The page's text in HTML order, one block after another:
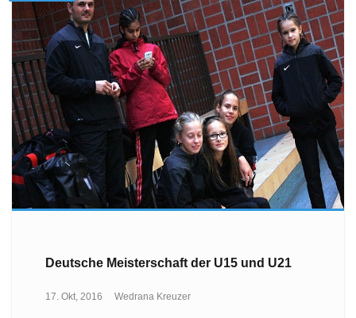
Deutsche Meisterschaft der U15 und U21
17. Okt, 2016 Wedrana Kreuzer